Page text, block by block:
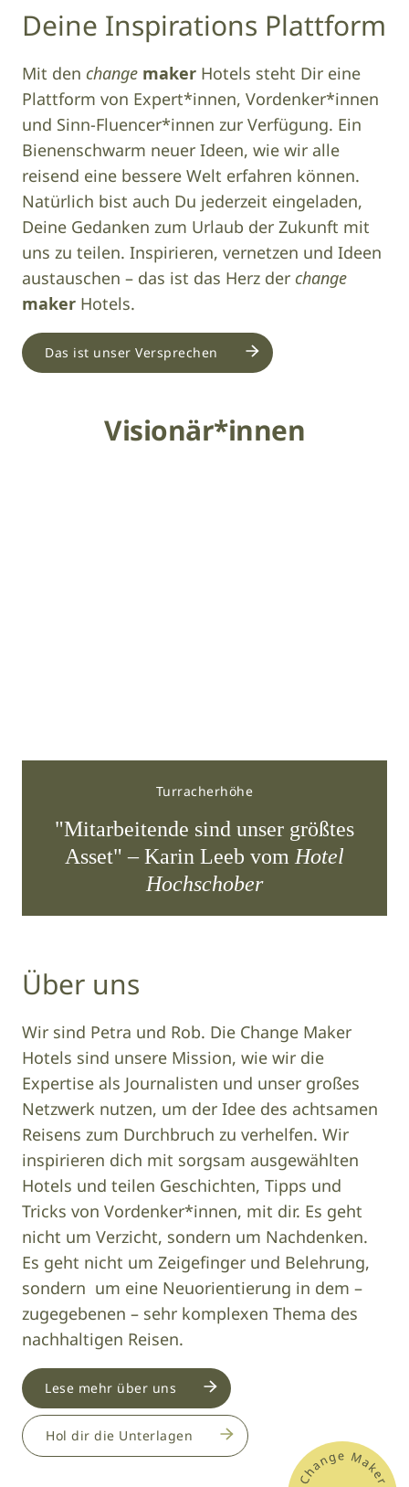
Deine Inspirations Plattform
Mit den change maker Hotels steht Dir eine
Plattform von Expert*innen, Vordenker*innen
und Sinn-Fluencer*innen zur Verfügung. Ein
Bienenschwarm neuer Ideen, wie wir alle
reisend eine bessere Welt erfahren können.
Natürlich bist auch Du jederzeit eingeladen,
Deine Gedanken zum Urlaub der Zukunft mit
uns zu teilen. Inspirieren, vernetzen und Ideen
austauschen – das ist das Herz der change
maker Hotels.
Das ist unser Versprechen
Visionär*innen
Turracherhöhe
"Mitarbeitende sind unser größtes
Asset" – Karin Leeb vom Hotel
Hochschober
Über uns
Wir sind Petra und Rob. Die Change Maker
Hotels sind unsere Mission, wie wir die
Expertise als Journalisten und unser großes
Netzwerk nutzen, um der Idee des achtsamen
Reisens zum Durchbruch zu verhelfen. Wir
inspirieren dich mit sorgsam ausgewählten
Hotels und teilen Geschichten, Tipps und
Tricks von Vordenker*innen, mit dir. Es geht
nicht um Verzicht, sondern um Nachdenken.
Es geht nicht um Zeigefinger und Belehrung,
sondern um eine Neuorientierung in dem –
zugegebenen – sehr komplexen Thema des
nachhaltigen Reisen.
Lese mehr über uns
Hol dir die Unterlagen